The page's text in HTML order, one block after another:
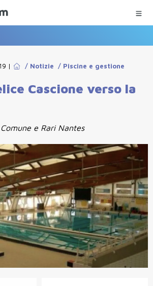
| / Notizie / Piscine e gestione
Cascione verso la
e Rari Nantes